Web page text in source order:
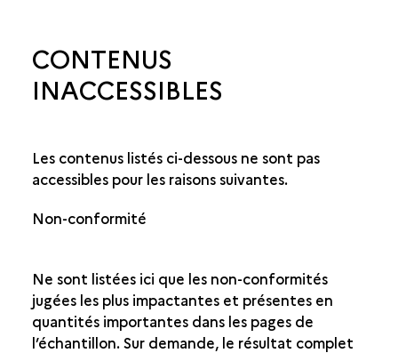
CONTENUS
INACCESSIBLES
Les contenus listés ci-dessous ne sont pas
accessibles pour les raisons suivantes.
Non-conformité
Ne sont listées ici que les non-conformités
jugées les plus impactantes et présentes en
quantités importantes dans les pages de
l’échantillon. Sur demande, le résultat complet